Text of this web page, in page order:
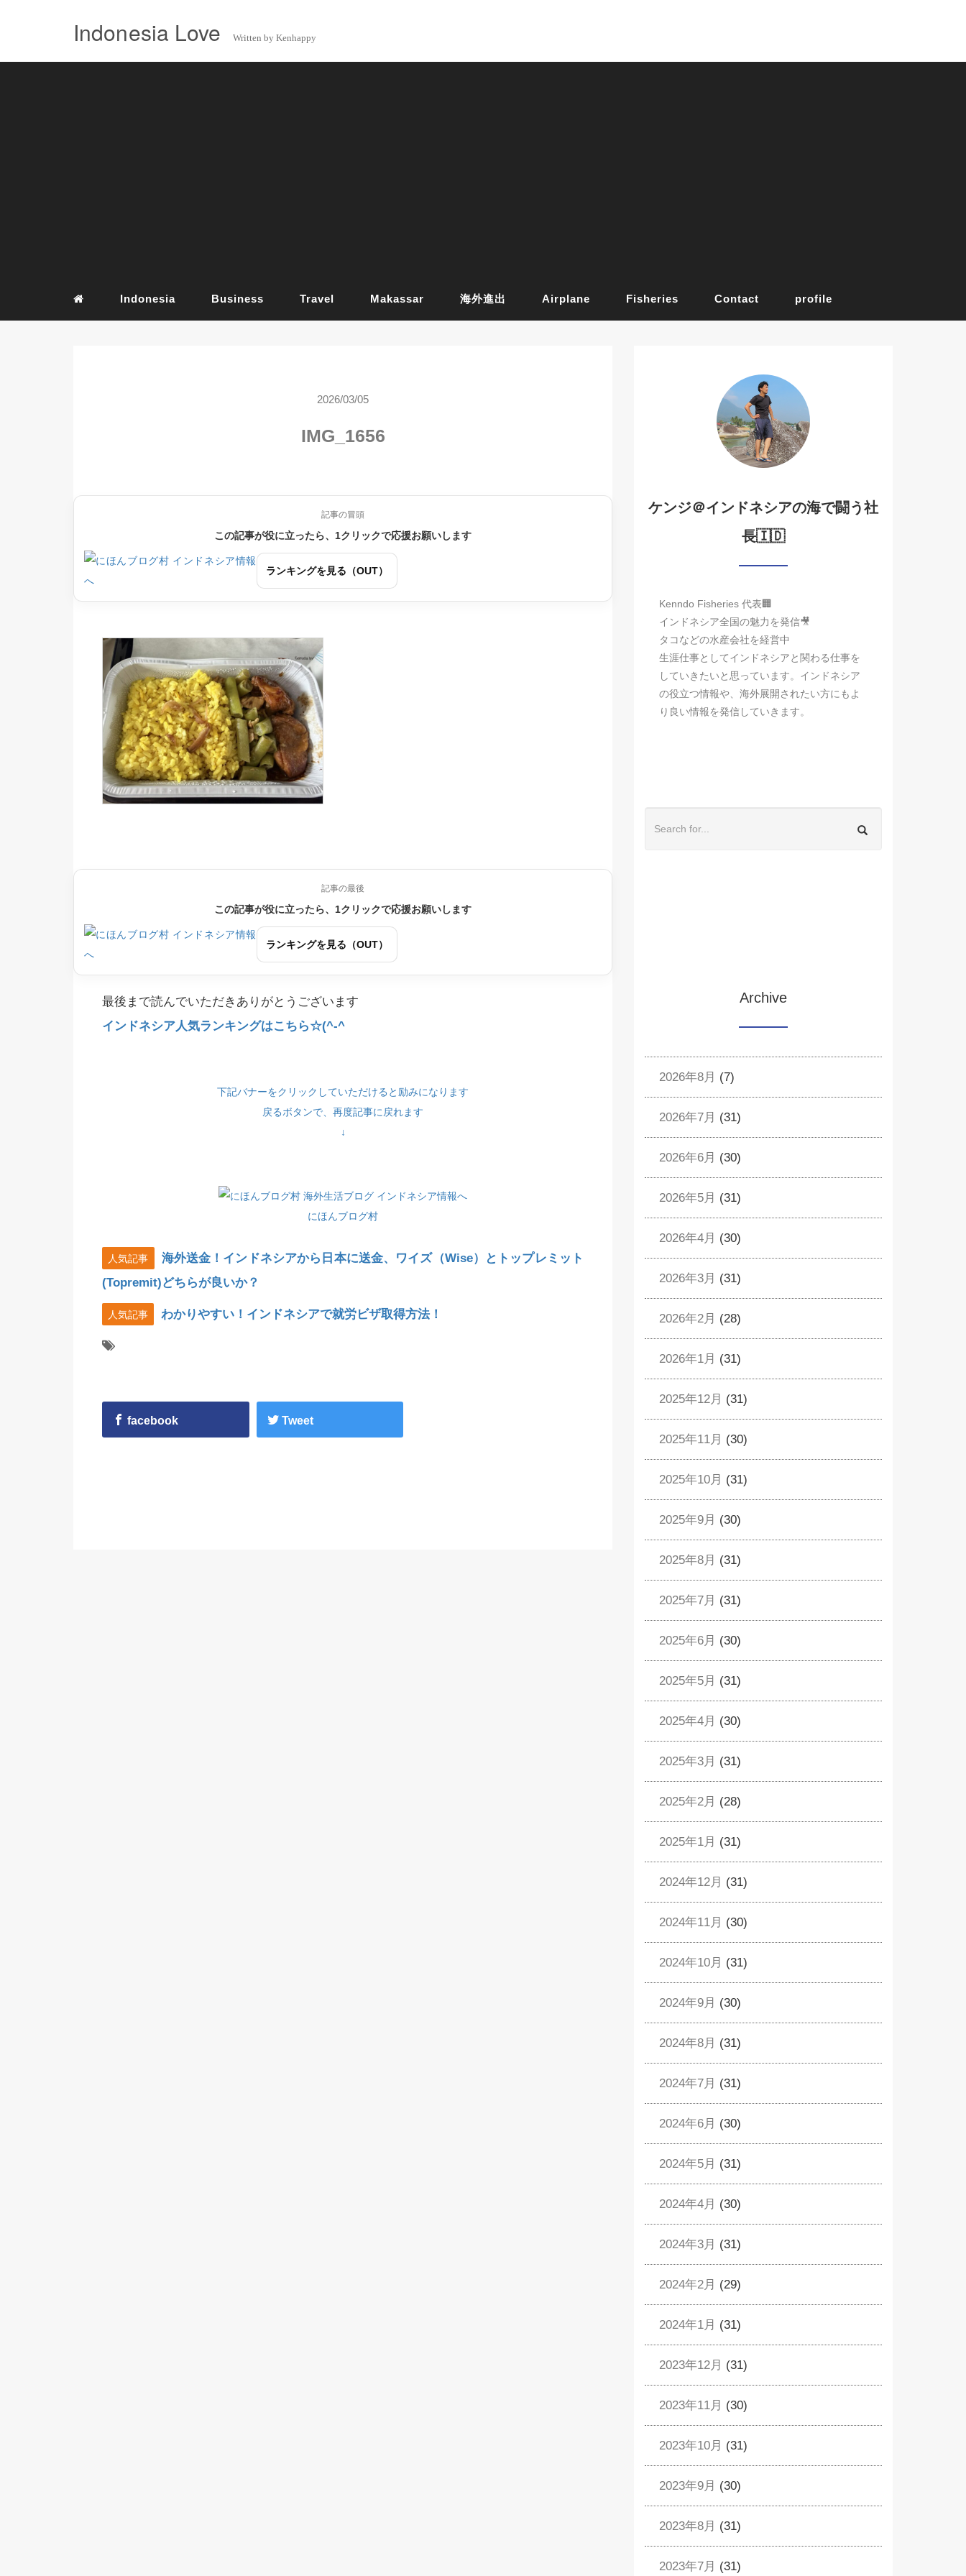
Indonesia Love Written by Kenhappy
Indonesia Business Travel Makassar 海外進出 Airplane Fisheries Contact profile
2026/03/05
IMG_1656
記事の冒頭
この記事が役に立ったら、1クリックで応援お願いします
ランキングを見る（OUT）
記事の最後
この記事が役に立ったら、1クリックで応援お願いします
ランキングを見る（OUT）
最後まで読んでいただきありがとうございます
インドネシア人気ランキングはこちら☆(^-^
下記バナーをクリックしていただけると励みになります
戻るボタンで、再度記事に戻れます
↓
にほんブログ村
人気記事
海外送金！インドネシアから日本に送金、ワイズ（Wise）とトップレミット
(Topremit)どちらが良いか？
人気記事 わかりやすい！インドネシアで就労ビザ取得方法！
facebook Tweet
ケンジ＠インドネシアの海で闘う社
長🇮🇩
Kenndo Fisheries 代表🏢
インドネシア全国の魅力を発信🎥
タコなどの水産会社を経営中
生涯仕事としてインドネシアと関わる仕事を
していきたいと思っています。インドネシア
の役立つ情報や、海外展開されたい方にもよ
り良い情報を発信していきます。
Archive
2026年8月 (7)
2026年7月 (31)
2026年6月 (30)
2026年5月 (31)
2026年4月 (30)
2026年3月 (31)
2026年2月 (28)
2026年1月 (31)
2025年12月 (31)
2025年11月 (30)
2025年10月 (31)
2025年9月 (30)
2025年8月 (31)
2025年7月 (31)
2025年6月 (30)
2025年5月 (31)
2025年4月 (30)
2025年3月 (31)
2025年2月 (28)
2025年1月 (31)
2024年12月 (31)
2024年11月 (30)
2024年10月 (31)
2024年9月 (30)
2024年8月 (31)
2024年7月 (31)
2024年6月 (30)
2024年5月 (31)
2024年4月 (30)
2024年3月 (31)
2024年2月 (29)
2024年1月 (31)
2023年12月 (31)
2023年11月 (30)
2023年10月 (31)
2023年9月 (30)
2023年8月 (31)
2023年7月 (31)